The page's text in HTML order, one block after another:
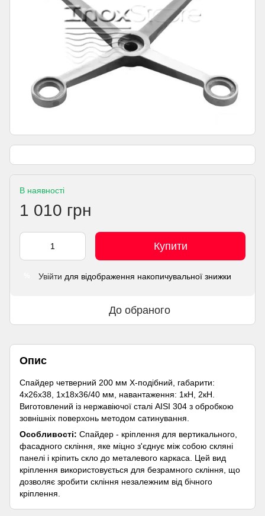
В наявності
1 010 грн
Купити
Увійти для відображення накопичувальної знижки
До обраного
Опис
Спайдер четверний 200 мм X-подібний, габарити:
4х26х38, 1х18х36/40 мм, навантаження: 1кН, 2кН.
Виготовлений із нержавіючої сталі AISI 304 з обробкою
зовнішніх поверхонь методом сатинування.
Особливості: Спайдер - кріплення для вертикального,
фасадного скління, яке міцно з'єднує між собою скляні
панелі і кріпить скло до металевого каркаса. Цей вид
кріплення використовується для безрамного скління, що
дозволяє зробити скління незалежним від бічного
кріплення.